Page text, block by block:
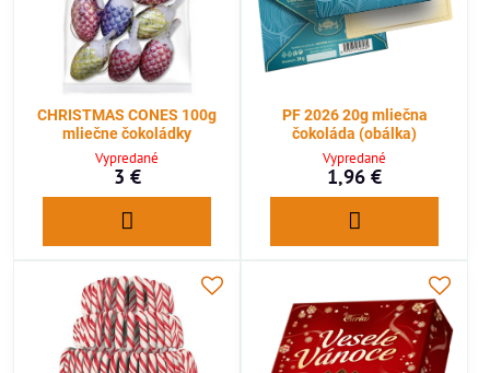
CHRISTMAS CONES 100g
mliečne čokoládky
Vypredané
3 €
PF 2026 20g mliečna
čokoláda (obálka)
Vypredané
1,96 €